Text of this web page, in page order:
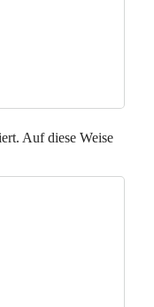
Auf diese Weise